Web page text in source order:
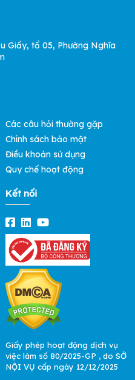
Giấy, tổ 05, Phường Nghĩa
Các câu hỏi thường gặp
Chính sách bảo mật
Điều khoản sử dụng
Quy chế hoạt động
Kết nối
Giấy phép hoạt động dịch vụ
việc làm số 80/2025-GP , do SỞ
NỘI VỤ cấp ngày 12/12/2025